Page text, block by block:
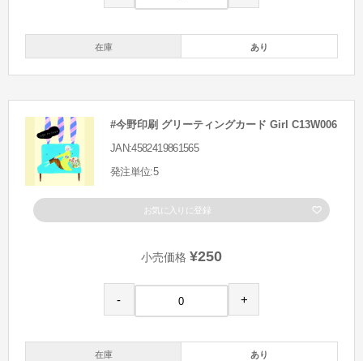
在庫 あり
#今野印刷 グリーティングカード Girl C13W006
JAN:4582419861565
発注単位:5
お気に入りに登録
小売価格 ¥250
- +
在庫 あり